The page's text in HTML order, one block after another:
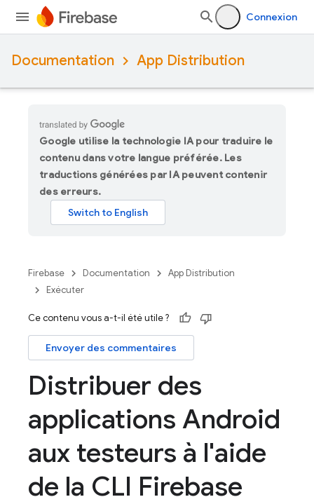
Connexion
Documentation App Distribution
Google utilise la technologie IA pour traduire le
contenu dans votre langue préférée. Les
traductions générées par IA peuvent contenir
des erreurs.
Firebase Documentation
App Distribution
Exécuter
Ce contenu vous a-t-il été utile ?
Envoyer des commentaires
Distribuer des
applications Android
aux testeurs à l'aide
de la CLI Firebase